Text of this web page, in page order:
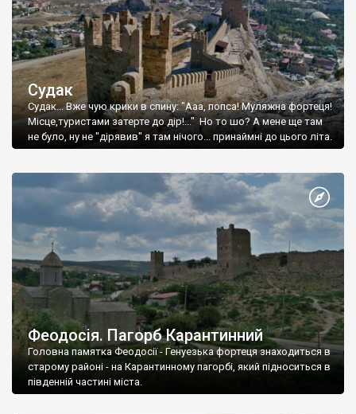
Судак
Судак... Вже чую крики в спину: "Ааа, попса! Муляжна фортеця!
Місце,туристами затерте до дір!..." Но то шо? А мене ще там
не було, ну не "дірявив" я там нічого... принаймні до цього літа.
Феодосія. Пагорб Карантинний
Головна памятка Феодосії - Генуезька фортеця знаходиться в
старому районі - на Карантинному пагорбі, який підноситься в
південній частині міста.